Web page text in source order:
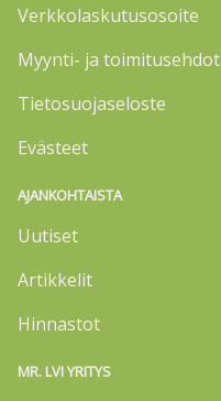
Verkkolaskutusosoite
Myynti- ja toimitusehdot
Tietosuojaseloste
Evästeet
AJANKOHTAISTA
Uutiset
Artikkelit
Hinnastot
MR. LVI YRITYS